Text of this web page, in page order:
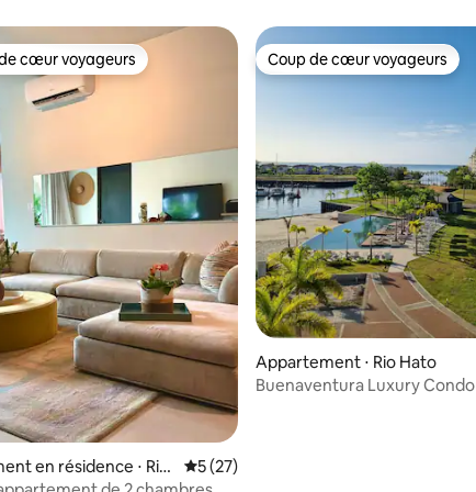
la base de 93 commentaires : 4,9 sur 5
cœur voyageurs les plus appréciés
cœur voyageurs
en résidence ⋅ Rio
Évaluation moyenne sur la base de 27
5 (27)
Coup de cœur voyageurs
Coup de cœur voyageurs
Appartement ⋅ Rio Hato
Buenaventura Luxury Condo